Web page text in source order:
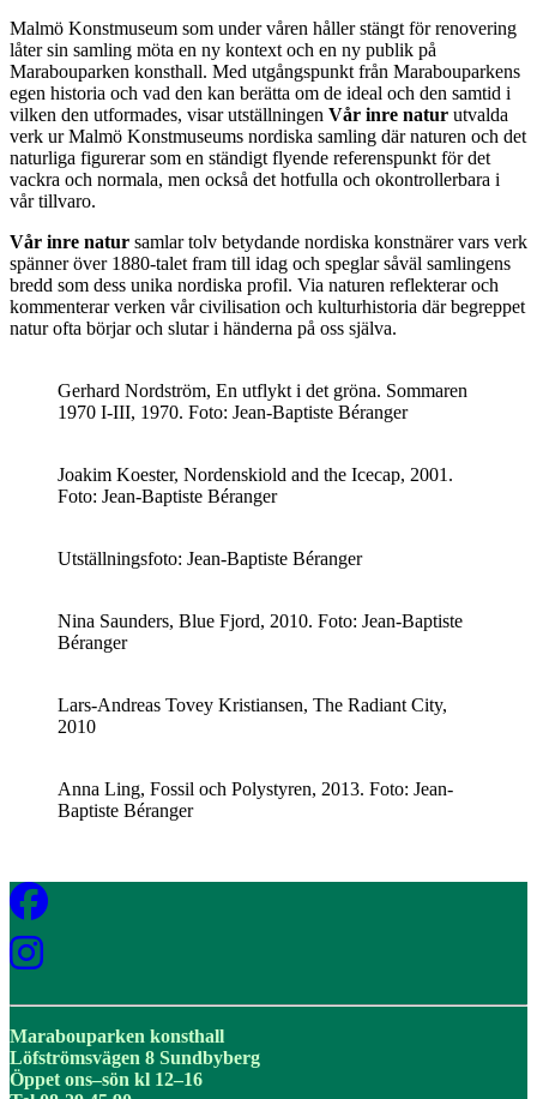
Malmö Konstmuseum som under våren håller stängt för renovering
låter sin samling möta en ny kontext och en ny publik på
Marabouparken konsthall. Med utgångspunkt från Marabouparkens
egen historia och vad den kan berätta om de ideal och den samtid i
vilken den utformades, visar utställningen Vår inre natur utvalda
verk ur Malmö Konstmuseums nordiska samling där naturen och det
naturliga figurerar som en ständigt flyende referenspunkt för det
vackra och normala, men också det hotfulla och okontrollerbara i
vår tillvaro.
Vår inre natur samlar tolv betydande nordiska konstnärer vars verk
spänner över 1880-talet fram till idag och speglar såväl samlingens
bredd som dess unika nordiska profil. Via naturen reflekterar och
kommenterar verken vår civilisation och kulturhistoria där begreppet
natur ofta börjar och slutar i händerna på oss själva.
Gerhard Nordström, En utflykt i det gröna. Sommaren
1970 I-III, 1970. Foto: Jean-Baptiste Béranger
Joakim Koester, Nordenskiold and the Icecap, 2001.
Foto: Jean-Baptiste Béranger
Utställningsfoto: Jean-Baptiste Béranger
Nina Saunders, Blue Fjord, 2010. Foto: Jean-Baptiste
Béranger
Lars-Andreas Tovey Kristiansen, The Radiant City,
2010
Anna Ling, Fossil och Polystyren, 2013. Foto: Jean-
Baptiste Béranger
Marabouparken konsthall
Löfströmsvägen 8 Sundbyberg
Öppet ons–sön kl 12–16